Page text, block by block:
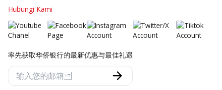
Hubungi Kami
率先获取华侨银行的最新优惠与最佳礼遇